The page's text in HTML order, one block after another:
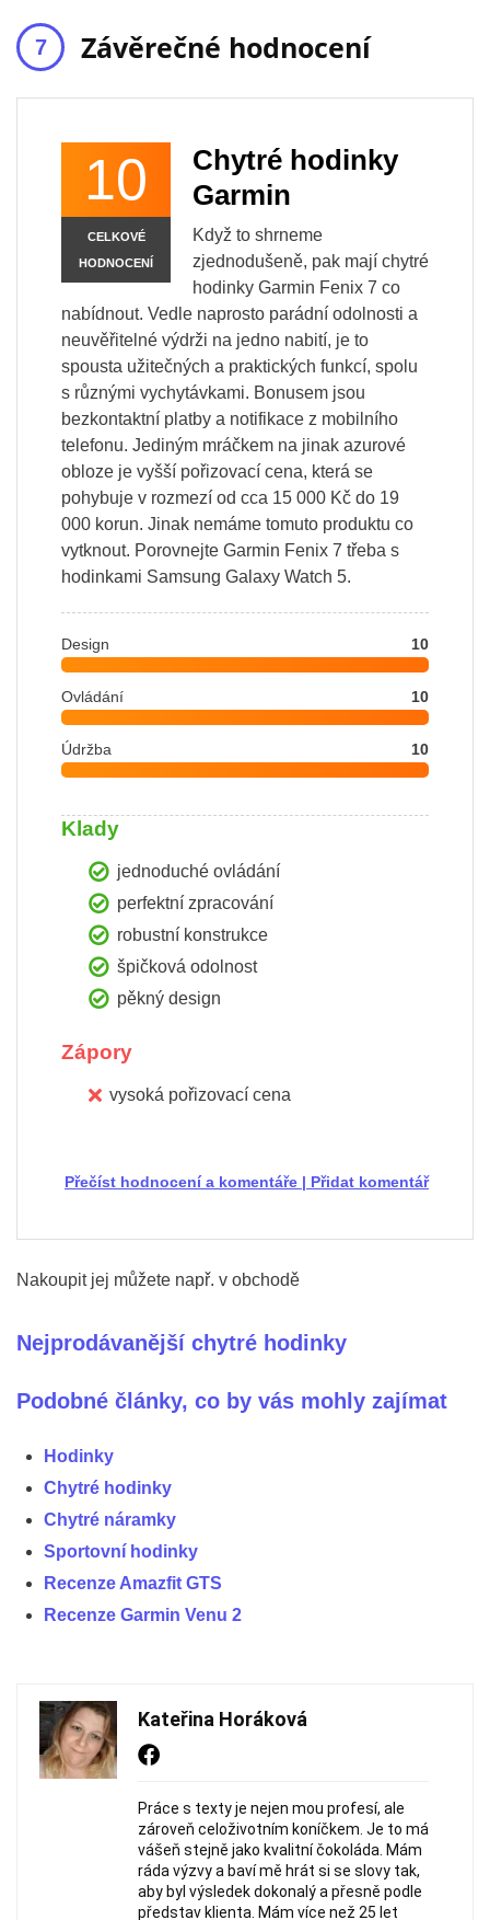
Závěrečné hodnocení
10
CELKOVÉ
HODNOCENÍ
Chytré hodinky
Garmin
Když to shrneme
zjednodušeně, pak mají chytré
hodinky Garmin Fenix 7 co
nabídnout. Vedle naprosto parádní odolnosti a
neuvěřitelné výdrži na jedno nabití, je to
spousta užitečných a praktických funkcí, spolu
s různými vychytávkami. Bonusem jsou
bezkontaktní platby a notifikace z mobilního
telefonu. Jediným mráčkem na jinak azurové
obloze je vyšší pořizovací cena, která se
pohybuje v rozmezí od cca 15 000 Kč do 19
000 korun. Jinak nemáme tomuto produktu co
vytknout. Porovnejte Garmin Fenix 7 třeba s
hodinkami Samsung Galaxy Watch 5.
Design 10
Ovládání 10
Údržba 10
Klady
jednoduché ovládání
perfektní zpracování
robustní konstrukce
špičková odolnost
pěkný design
Zápory
vysoká pořizovací cena
Přidat komentář
|
Přečíst hodnocení a komentáře
Nakoupit jej můžete např. v obchodě
Nejprodávanější chytré hodinky
Podobné články, co by vás mohly zajímat
Hodinky
Chytré hodinky
Chytré náramky
Sportovní hodinky
Recenze Amazfit GTS
Recenze Garmin Venu 2
Kateřina Horáková
Práce s texty je nejen mou profesí, ale
zároveň celoživotním koníčkem. Je to má
vášeň stejně jako kvalitní čokoláda. Mám
ráda výzvy a baví mě hrát si se slovy tak,
aby byl výsledek dokonalý a přesně podle
představ klienta. Mám více než 25 let